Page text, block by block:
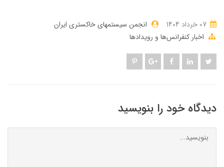
انجمن سیستمهای خاکستری ایران
اخبار کنفرانس‌ها و رویدادها
دیدگاه خود را بنویسید